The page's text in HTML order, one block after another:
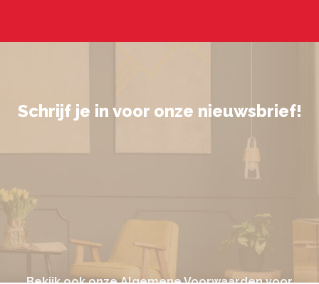
Schrijf je in voor onze nieuwsbrief!